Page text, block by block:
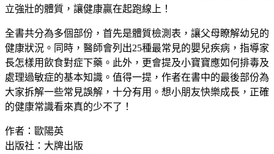
立強壯的體質，讓健康贏在起跑線上！
全書共分為多個部份，首先是體質檢測表，讓父母瞭解幼兒的
健康狀況。同時，醫師會列出25種最常見的嬰兒疾病，指導家
長怎樣用飲食對症下藥。此外，更會提及小寶寶應如何排毒及
處理過敏症的基本知識。值得一提，作者在書中的最後部份為
大家拆解一些常見誤解，十分有用。想小朋友快樂成長，正確
的健康常識看來真的少不了！
作者：歐陽英
出版社：大牌出版